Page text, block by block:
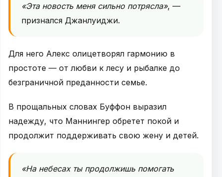
«Эта новость меня сильно потрясла», —
признался Джанлуиджи.
Для него Алекс олицетворял гармонию в
простоте — от любви к лесу и рыбалке до
безграничной преданности семье.
В прощальных словах Буффон выразил
надежду, что Маннингер обретет покой и
продолжит поддерживать свою жену и детей.
«На небесах ты продолжишь помогать